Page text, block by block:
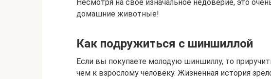
Несмотря на свое изначальное недоверие, это
домашние животные!
Как подружиться с шиншиллой
Если вы покупаете молодую шиншиллу, то
чем к взрослому человеку. Жизненная история